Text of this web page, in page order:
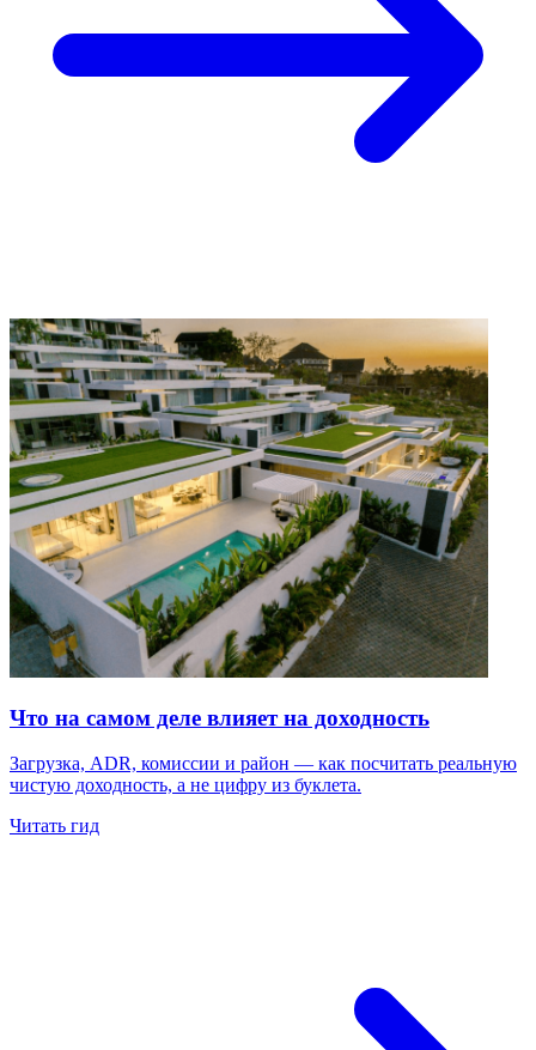
Что на самом деле влияет на доходность
Загрузка, ADR, комиссии и район — как посчитать реальную
чистую доходность, а не цифру из буклета.
Читать гид